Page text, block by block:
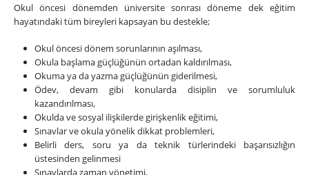
Okul öncesi dönemden üniversite sonrası döneme dek eğitim
hayatındaki tüm bireyleri kapsayan bu destekle;
Okul öncesi dönem sorunlarının aşılması,
Okula başlama güçlüğünün ortadan kaldırılması,
Okuma ya da yazma güçlüğünün giderilmesi,
Ödev, devam gibi konularda disiplin ve sorumluluk
kazandırılması,
Okulda ve sosyal ilişkilerde girişkenlik eğitimi,
Sınavlar ve okula yönelik dikkat problemleri,
Belirli ders, soru ya da teknik türlerindeki başarısızlığın
üstesinden gelinmesi
Sınavlarda zaman yönetimi,